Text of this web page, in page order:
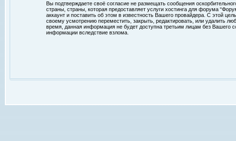
Вы подтверждаете своё согласие не размещать сообщения
страны, страны, которая предоставляет услуги хостинга для форума
аккаунт и поставить об этом в известность Вашего провайдера. С этой
своему усмотрению переместить, закрыть, редактировать, или удалить
время, данная информация не будет доступна третьим лицам без Вашего
информации вследствие взлома.